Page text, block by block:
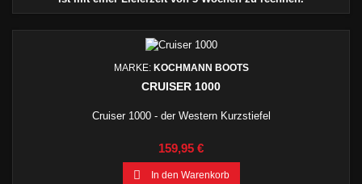
MARKE: KOCHMANN BOOTS
CRUISER 1000
Cruiser 1000 - der Western Kurzstiefel
Preis
159,95 €
 In den Warenkorb